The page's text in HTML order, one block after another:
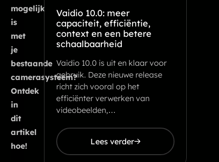
mogelijk
is
met
je
bestaande
camerasysteem?
Ontdek
in
dit
artikel
hoe!
Vaidio 10.0: meer
capaciteit, efficiëntie,
context en een betere
schaalbaarheid
Vaidio 10.0 is uit en klaar voor
gebruik. Deze nieuwe release
richt zich vooral op het
efficiënter verwerken van
videobeelden,…
Lees verder